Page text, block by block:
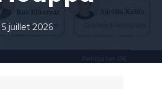
5 juillet 2026